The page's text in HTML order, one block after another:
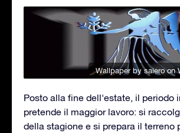
Wallpaper by saieroon
Posto alla fine dell'estate, il periodo
pretende il maggior lavoro: si
della stagione e si prepara il terreno